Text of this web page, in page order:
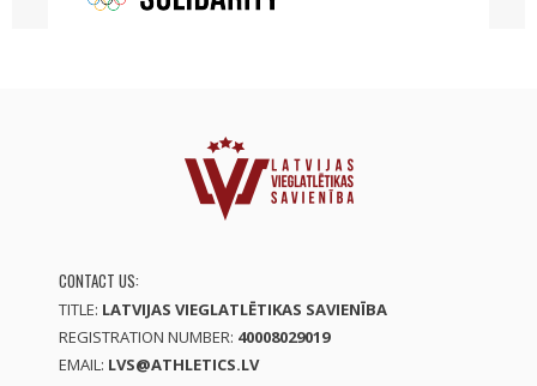
CONTACT US:
TITLE: LATVIJAS VIEGLATLĒTIKAS SAVIENĪBA
REGISTRATION NUMBER: 40008029019
EMAIL: LVS@ATHLETICS.LV